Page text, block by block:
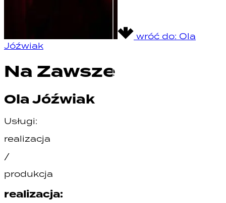
wróć do: Ola
Jóźwiak
Na Zawsze
Ola Jóźwiak
Usługi:
realizacja
/
produkcja
realizacja: